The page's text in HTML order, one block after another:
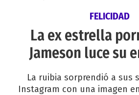
FELICIDAD
La ex estrella
Jameson luce su
La ruibia sorprendió a sus
Instagram con una imagen